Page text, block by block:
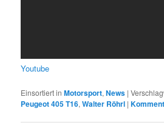
Youtube
Einsortiert in Motorsport,News |
Peugeot 405 T16,Walter Röhrl |